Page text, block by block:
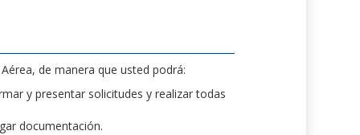
de manera que usted podrá:
y presentar solicitudes y realizar todas
documentación.